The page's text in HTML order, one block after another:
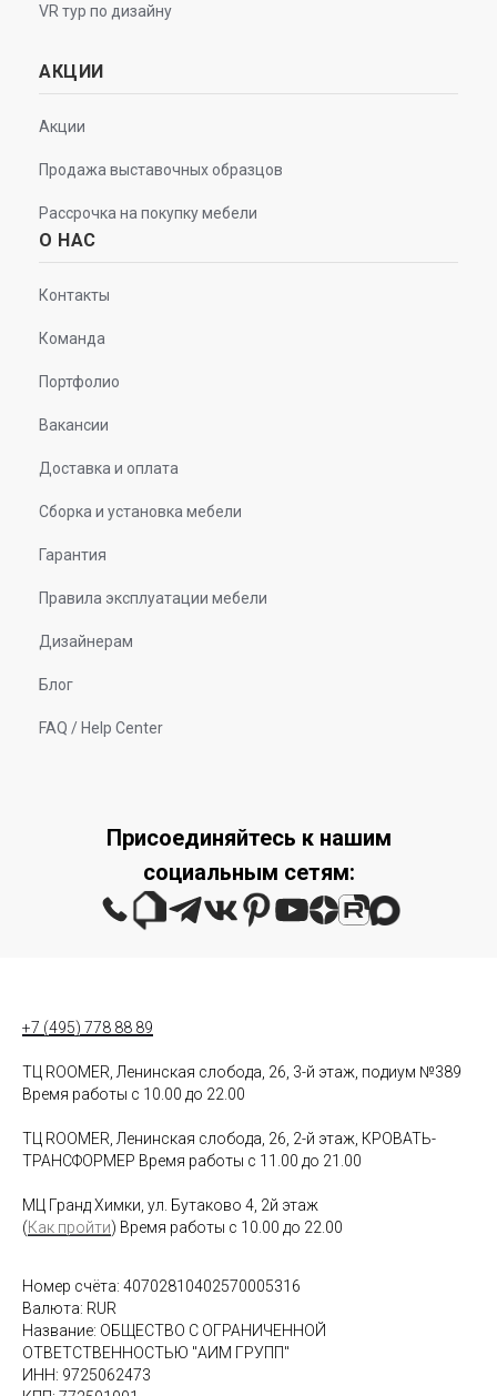
VR тур по дизайну
АКЦИИ
Акции
Продажа выставочных образцов
Рассрочка на покупку мебели
О НАС
Контакты
Команда
Портфолио
Вакансии
Доставка и оплата
Сборка и установка мебели
Гарантия
Правила эксплуатации мебели
Дизайнерам
Блог
FAQ / Help Center
Присоединяйтесь к нашим
социальным сетям:
+7 (495) 778 88 89
ТЦ ROOMER, Ленинская слобода, 26, 3-й этаж, подиум №389
Время работы с 10.00 до 22.00
ТЦ ROOMER, Ленинская слобода, 26, 2-й этаж, КРОВАТЬ-
ТРАНСФОРМЕР Время работы с 11.00 до 21.00
МЦ Гранд Химки, ул. Бутаково 4, 2й этаж
(Как пройти) Время работы с 10.00 до 22.00
Номер счёта: 40702810402570005316
Валюта: RUR
Название: ОБЩЕСТВО С ОГРАНИЧЕННОЙ
ОТВЕТСТВЕННОСТЬЮ "АИМ ГРУПП"
ИНН: 9725062473